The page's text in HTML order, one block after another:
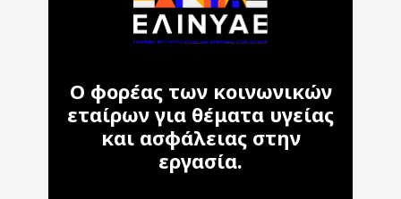
Ο φορέας των κοινωνικών
εταίρων για θέματα υγείας
και ασφάλειας στην
εργασία.